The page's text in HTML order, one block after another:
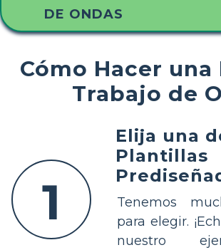
DE ONDAS
Cómo Hacer una
Trabajo de
1
Elija una
Plantillas
Tenemos
para elegir.
nuestro